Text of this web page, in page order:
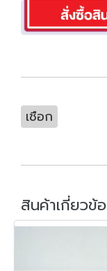
เชือก
สินค้าเกี่ยวข้